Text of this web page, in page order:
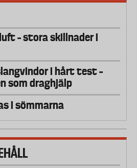
– stora skillnader i
i hårt test –
som draghjälp
i sömmarna